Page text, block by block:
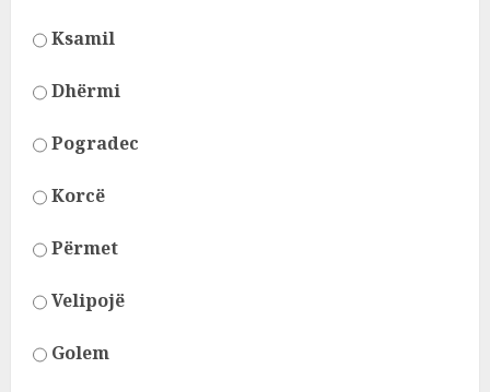
Ksamil
Dhërmi
Pogradec
Korcë
Përmet
Velipojë
Golem